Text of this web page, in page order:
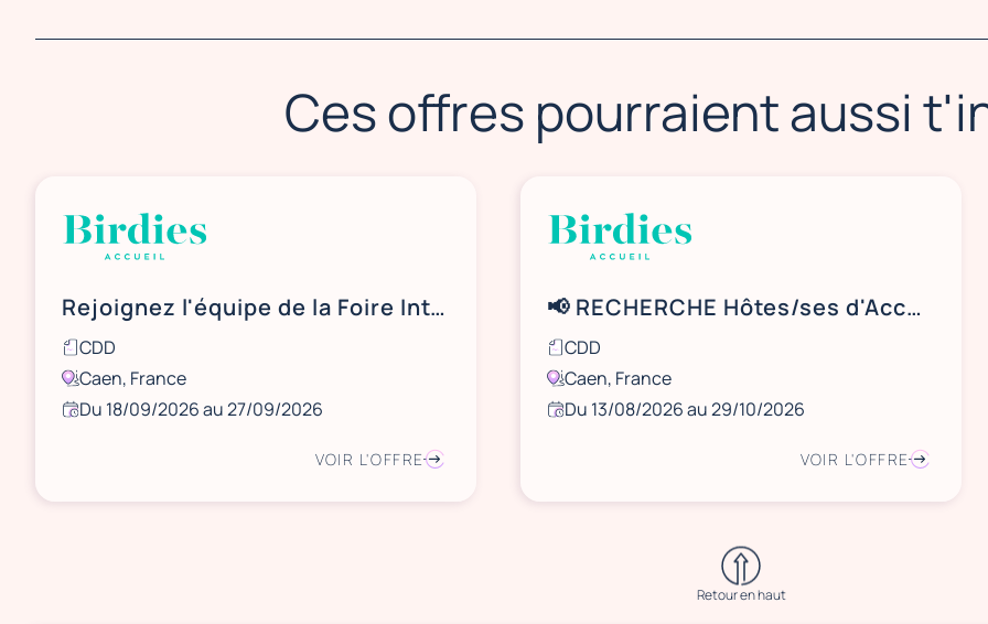
Ces offres pourraient aussi
Rejoignez l'équipe de la Foire Internationale de Caen 2026 !
CDD
Caen, France
Du 18/09/2026 au 27/09/2026
VOIR L'OFFRE
📢 RECHERCHE Hôtes/ses d'Accueil – CAEN (14)
CDD
Caen, France
Du 13/08/2026 au 29/10/2026
VOIR L'OFFRE
Retour en haut